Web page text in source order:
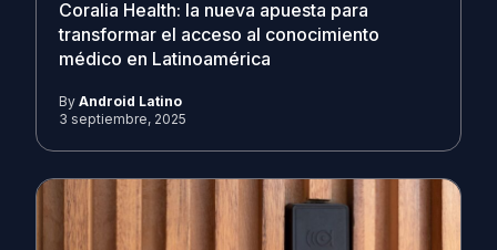
Coralia Health: la nueva apuesta para
transformar el acceso al conocimiento
médico en Latinoamérica
By Android Latino
3 septiembre, 2025